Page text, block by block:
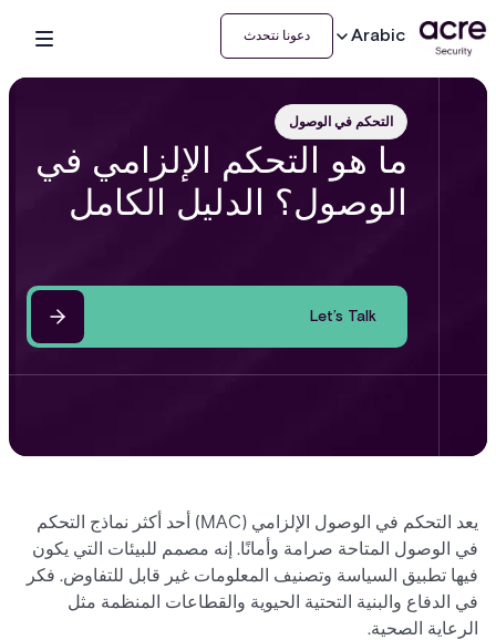
Arabic دعونا نتحدث
التحكم في الوصول
ما هو التحكم الإلزامي في
الوصول؟ الدليل الكامل
Let’s Talk
يعد التحكم في الوصول الإلزامي (MAC) أحد أكثر نماذج التحكم
في الوصول المتاحة صرامة وأمانًا. إنه مصمم للبيئات التي يكون
فيها تطبيق السياسة وتصنيف المعلومات غير قابل للتفاوض. فكر
في الدفاع والبنية التحتية الحيوية والقطاعات المنظمة مثل
الرعاية الصحية.